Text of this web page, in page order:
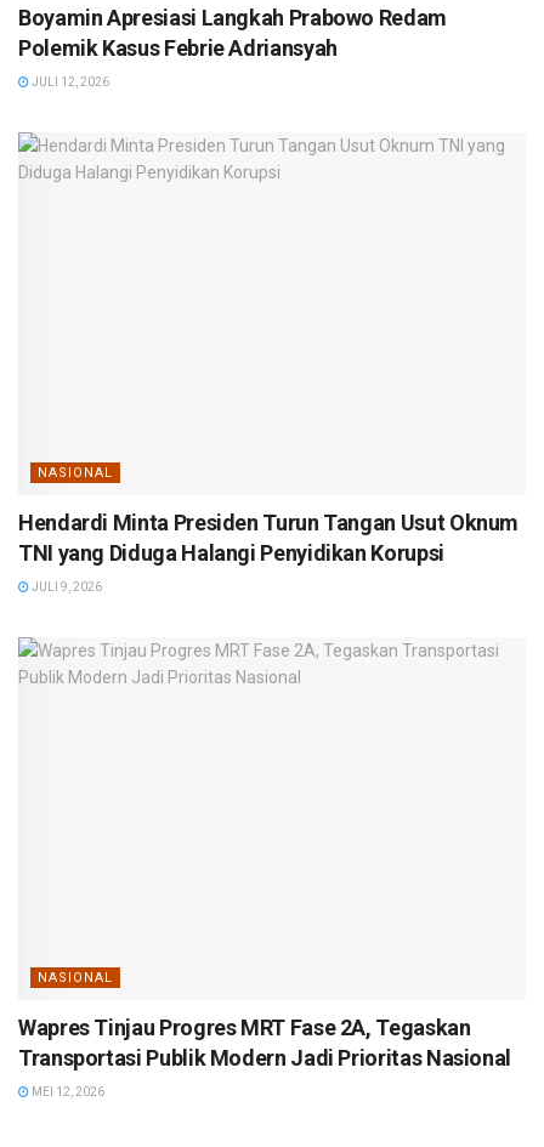
Boyamin Apresiasi Langkah Prabowo Redam
Polemik Kasus Febrie Adriansyah
JULI 12, 2026
NASIONAL
Hendardi Minta Presiden Turun Tangan Usut Oknum
TNI yang Diduga Halangi Penyidikan Korupsi
JULI 9, 2026
NASIONAL
Wapres Tinjau Progres MRT Fase 2A, Tegaskan
Transportasi Publik Modern Jadi Prioritas Nasional
MEI 12, 2026